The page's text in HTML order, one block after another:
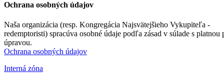
Ochrana osobných údajov
Naša organizácia (resp. Kongregácia Najsvätejšieho Vykupiteľa -
redemptoristi) spracúva osobné údaje podľa zásad v súlade s platnou
úpravou.
Ochrana osobných údajov
Interná zóna